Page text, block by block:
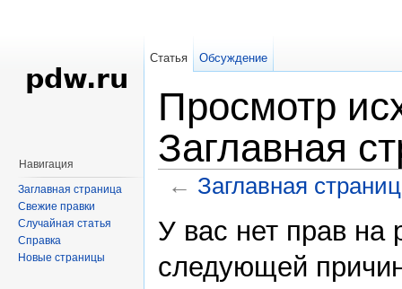
Просмотр
Заглавная
← Заглавная
У вас нет прав на
следующей
Статья Обсуждение
Навигация
Заглавная страница
Свежие правки
Случайная статья
Справка
Новые страницы